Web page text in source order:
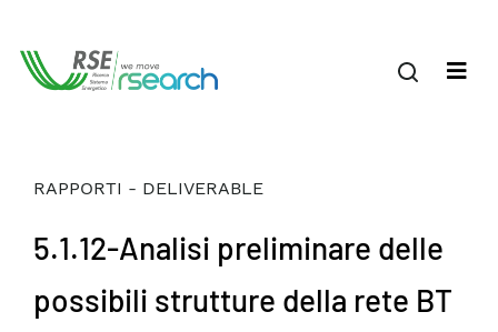
RAPPORTI - DELIVERABLE
5.1.12-Analisi preliminare delle
possibili strutture della rete BT